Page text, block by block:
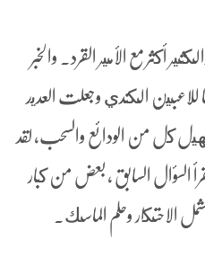
أكثر مع الأمير القرد. والخبر
777 يلبي حقا للاعبين الكندي وجعلت العديد
كل من الودائع والسحب، لقد
السؤال السابق ، بعض من كبار
الاحتكار وحلم الماسك.